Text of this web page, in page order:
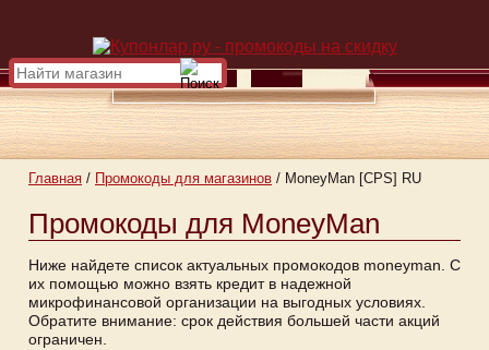
Главная / Промокоды для магазинов / MoneyMan [CPS] RU
Промокоды для MoneyMan
Ниже найдете список актуальных промокодов moneyman. С
их помощью можно взять кредит в надежной
микрофинансовой организации на выгодных условиях.
Обратите внимание: срок действия большей части акций
ограничен.